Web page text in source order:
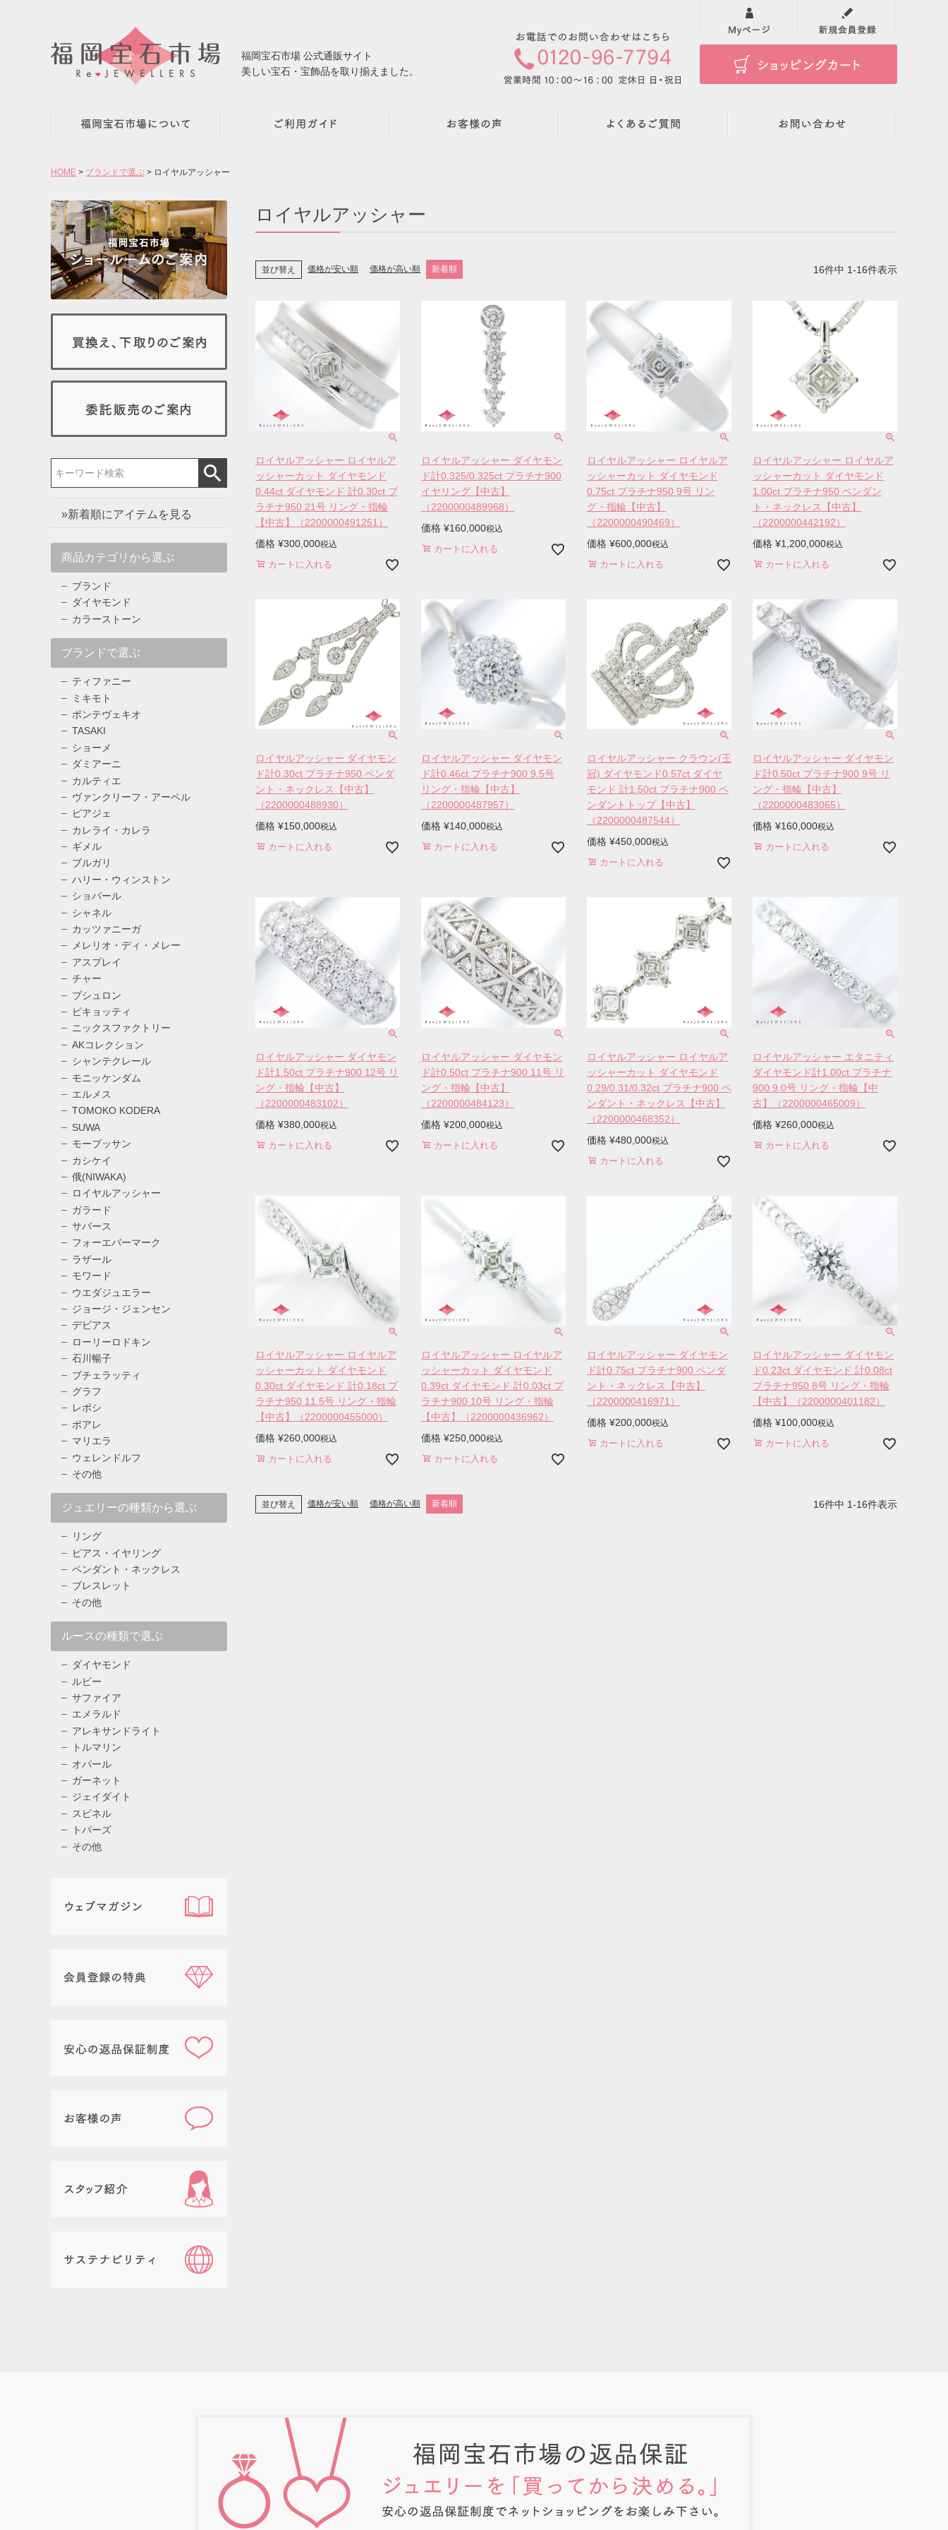
福岡宝石市場 公式通販サイト
美しい宝石・宝飾品を取り揃えました。
HOME ブランドで選ぶ ロイヤルアッシャー
»新着順にアイテムを見る
商品カテゴリから選ぶ
ブランド
ダイヤモンド
カラーストーン
ブランドで選ぶ
ティファニー
ミキモト
ポンテヴェキオ
TASAKI
ショーメ
ダミアーニ
カルティエ
ヴァンクリーフ・アーペル
ピアジェ
カレライ・カレラ
ギメル
ブルガリ
ハリー・ウィンストン
ショパール
シャネル
カッツァニーガ
メレリオ・ディ・メレー
アスプレイ
チャー
ブシュロン
ピキョッティ
ニックスファクトリー
AKコレクション
シャンテクレール
モニッケンダム
エルメス
TOMOKO KODERA
SUWA
モーブッサン
カシケイ
俄(NIWAKA)
ロイヤルアッシャー
ガラード
サバース
フォーエバーマーク
ラザール
モワード
ウエダジュエラー
ジョージ・ジェンセン
デビアス
ローリーロドキン
石川暢子
ブチェラッティ
グラフ
レポシ
ポアレ
マリエラ
ウェレンドルフ
その他
ジュエリーの種類から選ぶ
リング
ピアス・イヤリング
ペンダント・ネックレス
ブレスレット
その他
ルースの種類で選ぶ
ダイヤモンド
ルビー
サファイア
エメラルド
アレキサンドライト
トルマリン
オパール
ガーネット
ジェイダイト
スピネル
トパーズ
その他
ロイヤルアッシャー
並び替え 価格が安い順 価格が高い順 新着順 16件中 1-16件表示
ロイヤルアッシャー ロイヤルア
ッシャーカット ダイヤモンド
0.44ct ダイヤモンド 計0.30ct プ
ラチナ950 21号 リング・指輪
【中古】（2200000491251）
価格 ¥300,000税込
カートに入れる
ロイヤルアッシャー ダイヤモン
ド計0.325/0.325ct プラチナ900
イヤリング【中古】
（2200000489968）
価格 ¥160,000税込
カートに入れる
ロイヤルアッシャー ロイヤルア
ッシャーカット ダイヤモンド
0.75ct プラチナ950 9号 リン
グ・指輪【中古】
（2200000490469）
価格 ¥600,000税込
カートに入れる
ロイヤルアッシャー ロイヤルア
ッシャーカット ダイヤモンド
1.00ct プラチナ950 ペンダン
ト・ネックレス【中古】
（2200000442192）
価格 ¥1,200,000税込
カートに入れる
ロイヤルアッシャー ダイヤモン
ド計0.30ct プラチナ950 ペンダ
ント・ネックレス【中古】
（2200000488930）
価格 ¥150,000税込
カートに入れる
ロイヤルアッシャー ダイヤモン
ド計0.46ct プラチナ900 9.5号
リング・指輪【中古】
（2200000487957）
価格 ¥140,000税込
カートに入れる
ロイヤルアッシャー クラウン(王
冠) ダイヤモンド0.57ct ダイヤ
モンド 計1.50ct プラチナ900 ペ
ンダントトップ【中古】
（2200000487544）
価格 ¥450,000税込
カートに入れる
ロイヤルアッシャー ダイヤモン
ド計0.50ct プラチナ900 9号 リ
ング・指輪【中古】
（2200000483065）
価格 ¥160,000税込
カートに入れる
ロイヤルアッシャー ダイヤモン
ド計1.50ct プラチナ900 12号 リ
ング・指輪【中古】
（2200000483102）
価格 ¥380,000税込
カートに入れる
ロイヤルアッシャー ダイヤモン
ド計0.50ct プラチナ900 11号 リ
ング・指輪【中古】
（2200000484123）
価格 ¥200,000税込
カートに入れる
ロイヤルアッシャー ロイヤルア
ッシャーカット ダイヤモンド
0.29/0.31/0.32ct プラチナ900 ペ
ンダント・ネックレス【中古】
（2200000468352）
価格 ¥480,000税込
カートに入れる
ロイヤルアッシャー エタニティ
ダイヤモンド計1.00ct プラチナ
900 9.0号 リング・指輪【中
古】（2200000465009）
価格 ¥260,000税込
カートに入れる
ロイヤルアッシャー ロイヤルア
ッシャーカット ダイヤモンド
0.30ct ダイヤモンド 計0.18ct プ
ラチナ950 11.5号 リング・指輪
【中古】（2200000455000）
価格 ¥260,000税込
カートに入れる
ロイヤルアッシャー ロイヤルア
ッシャーカット ダイヤモンド
0.39ct ダイヤモンド 計0.03ct プ
ラチナ900 10号 リング・指輪
【中古】（2200000436962）
価格 ¥250,000税込
カートに入れる
ロイヤルアッシャー ダイヤモン
ド計0.75ct プラチナ900 ペンダ
ント・ネックレス【中古】
（2200000416971）
価格 ¥200,000税込
カートに入れる
ロイヤルアッシャー ダイヤモン
ド0.23ct ダイヤモンド 計0.08ct
プラチナ950 8号 リング・指輪
【中古】（2200000401182）
価格 ¥100,000税込
カートに入れる
並び替え 価格が安い順 価格が高い順 新着順 16件中 1-16件表示
検索